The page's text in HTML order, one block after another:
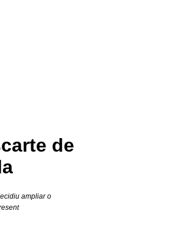
de
ampliar o